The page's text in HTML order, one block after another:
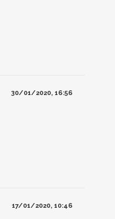
30/01/2020, 16:56
17/01/2020, 10:46